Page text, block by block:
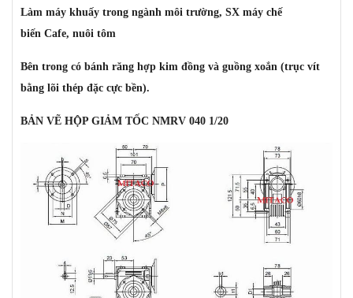
Làm máy khuấy trong ngành môi trường, SX máy chế
biến Cafe, nuôi tôm
Bên trong có bánh răng hợp kim đồng và guồng xoắn (trục vít
bằng lõi thép đặc cực bền).
BẢN VẼ HỘP GIẢM TỐC NMRV 040 1/20